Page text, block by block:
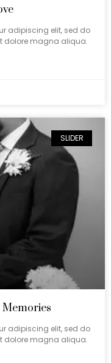
adipiscing elit, sed do
dolore magna aliqua.
SLIDER
Memories
adipiscing elit, sed do
dolore magna aliqua.